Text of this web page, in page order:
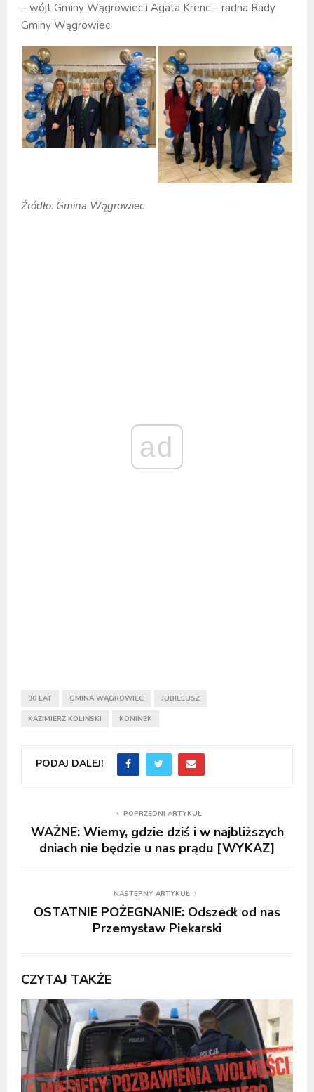
– wójt Gminy Wągrowiec i Agata Krenc – radna Rady
Gminy Wągrowiec.
Źródło: Gmina Wągrowiec
ad
90 LAT GMINA WĄGROWIEC JUBILEUSZ
KAZIMIERZ KOLIŃSKI KONINEK
PODAJ DALEJ!
POPRZEDNI ARTYKUŁ
WAŻNE: Wiemy, gdzie dziś i w najbliższych
dniach nie będzie u nas prądu [WYKAZ]
NASTĘPNY ARTYKUŁ
OSTATNIE POŻEGNANIE: Odszedł od nas
Przemysław Piekarski
CZYTAJ TAKŻE